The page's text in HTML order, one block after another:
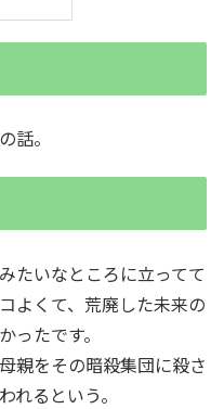
話。
たいなところに立ってて
よくて、荒廃した未来の
ったです。
親をその暗殺集団に殺さ
れるという。